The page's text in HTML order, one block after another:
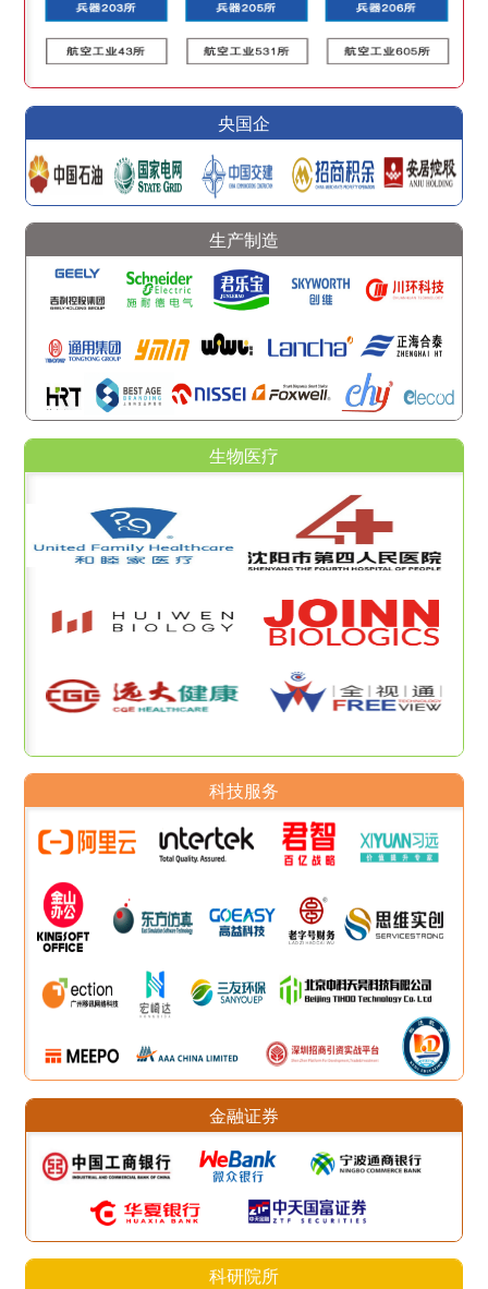
央国企
生产制造
生物医疗
科技服务
金融证券
科研院所